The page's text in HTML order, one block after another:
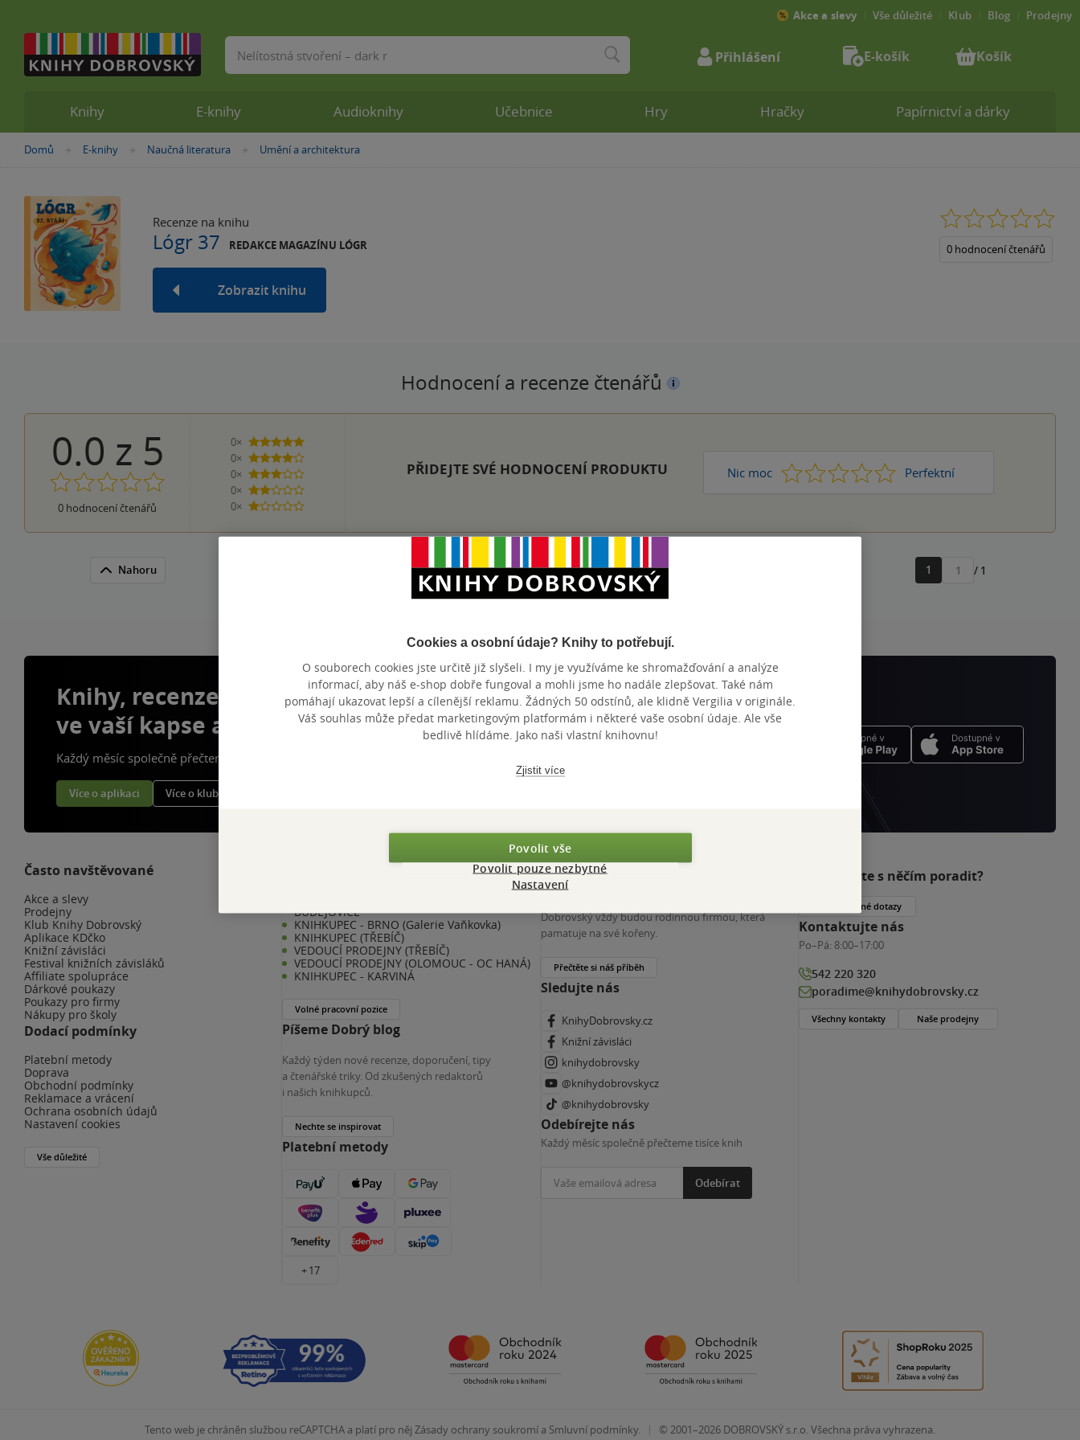
Nacházíte
Domů »
E-knihy »
Naučná literatura »
Umění a architektura
Recenze na knihu
Lógr 37 REDAKCE MAGAZÍNU LÓGR
Zobrazit knihu
0.0
0 hodnocení čtenářů
Hodnocení a recenze čtenářů
0.0 z 5
0 hodnocení čtenářů
0×
5 hvězdiček
0×
4 hvězdičky
0×
3 hvězdičky
0×
2 hvězdičky
0×
1 hvezdička
PŘIDEJTE SVÉ HODNOCENÍ PRODUKTU Nic moc 1 2 3 4 Perfektní
5
Nahoru
Zobrazeno 20 z 20
1
Přejít
/ 1
Knihy E-knihy Audioknihy Učebnice Hry Hračky Papírnictví a dárky
Akce a slevy Vše důležité Klub Blog Prodejny
Vyhledávání Přihlášení E-košík Košík
Knihy, recenze a klubové výhody
ve vaší kapse a naší appce KDčko
Každý měsíc společně přečteme tisíce knih
Více o aplikaci Více o klubu
Často navštěvované
Akce a slevy
Prodejny
Klub Knihy Dobrovský
Aplikace KDčko
Knižní závisláci
Festival knižních závisláků
Affiliate spolupráce
Dárkové poukazy
Poukazy pro firmy
Nákupy pro školy
Dodací podmínky
Platební metody
Doprava
Obchodní podmínky
Reklamace a vrácení
Ochrana osobních údajů
Nastavení cookies
Vše důležité
BUDĚJOVICE
KNIHKUPEC - BRNO (Galerie Vaňkovka)
KNIHKUPEC (TŘEBÍČ)
VEDOUCÍ PRODEJNY (TŘEBÍČ)
VEDOUCÍ PRODEJNY (OLOMOUC - OC HANÁ)
KNIHKUPEC - KARVINÁ
Volné pracovní pozice
Píšeme Dobrý blog
Každý týden nové recenze, doporučení, tipy
a čtenářské triky. Od zkušených redaktorů
i našich knihkupců.
Nechte se inspirovat
Platební metody
+ 17
Více o nás
Dobrovský vždy budou rodinnou firmou, která
pamatuje na své kořeny.
Přečtěte si náš příběh
Sledujte nás
KnihyDobrovsky.cz
Knižní závisláci
knihydobrovsky
@knihydobrovskycz
@knihydobrovsky
Odebírejte nás
Každý měsíc společně přečteme tisíce knih
Odebírat
Potřebujete s něčím poradit?
Často kladené dotazy
Kontaktujte nás
Po–Pá: 8:00–17:00
542 220 320
poradime@knihydobrovsky.cz
Všechny kontakty Naše prodejny
Tento web je chráněn službou reCAPTCHA a platí pro něj Zásady ochrany soukromí a Smluvní podmínky. | © 2001–2026 DOBROVSKÝ s.r.o. Všechna práva vyhrazena.
Cookies a osobní údaje? Knihy to potřebují.
O souborech cookies jste určitě již slyšeli. I my je využíváme ke shromažďování a analýze
informací, aby náš e-shop dobře fungoval a mohli jsme ho nadále zlepšovat. Také nám
pomáhají ukazovat lepší a cílenější reklamu. Žádných 50 odstínů, ale klidně Vergilia v originále.
Váš souhlas může předat marketingovým platformám i některé vaše osobní údaje. Ale vše
bedlivě hlídáme. Jako naši vlastní knihovnu!
Zjistit více
Povolit vše
Povolit pouze nezbytné
Nastavení